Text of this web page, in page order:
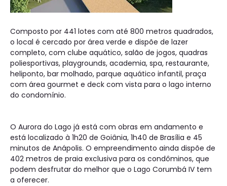
Composto por 441 lotes com até 800 metros quadrados,
o local é cercado por área verde e dispõe de lazer
completo, com clube aquático, salão de jogos, quadras
poliesportivas, playgrounds, academia, spa, restaurante,
heliponto, bar molhado, parque aquático infantil, praça
com área gourmet e deck com vista para o lago interno
do condomínio.
O Aurora do Lago já está com obras em andamento e
está localizado à 1h20 de Goiânia, 1h40 de Brasília e 45
minutos de Anápolis. O empreendimento ainda dispõe de
402 metros de praia exclusiva para os condôminos, que
podem desfrutar do melhor que o Lago Corumbá IV tem
a oferecer.